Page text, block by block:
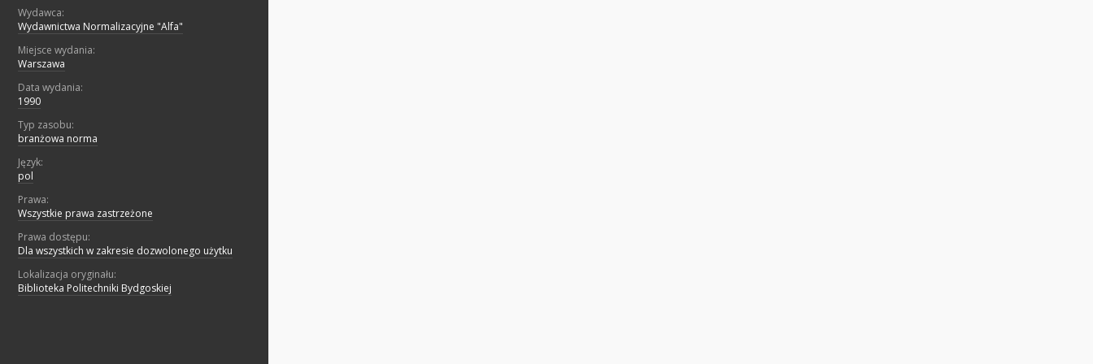
Wydawca:
Wydawnictwa Normalizacyjne "Alfa"
Miejsce wydania:
Warszawa
Data wydania:
1990
Typ zasobu:
branżowa norma
Język:
pol
Prawa:
Wszystkie prawa zastrzeżone
Prawa dostępu:
Dla wszystkich w zakresie dozwolonego użytku
Lokalizacja oryginału:
Biblioteka Politechniki Bydgoskiej